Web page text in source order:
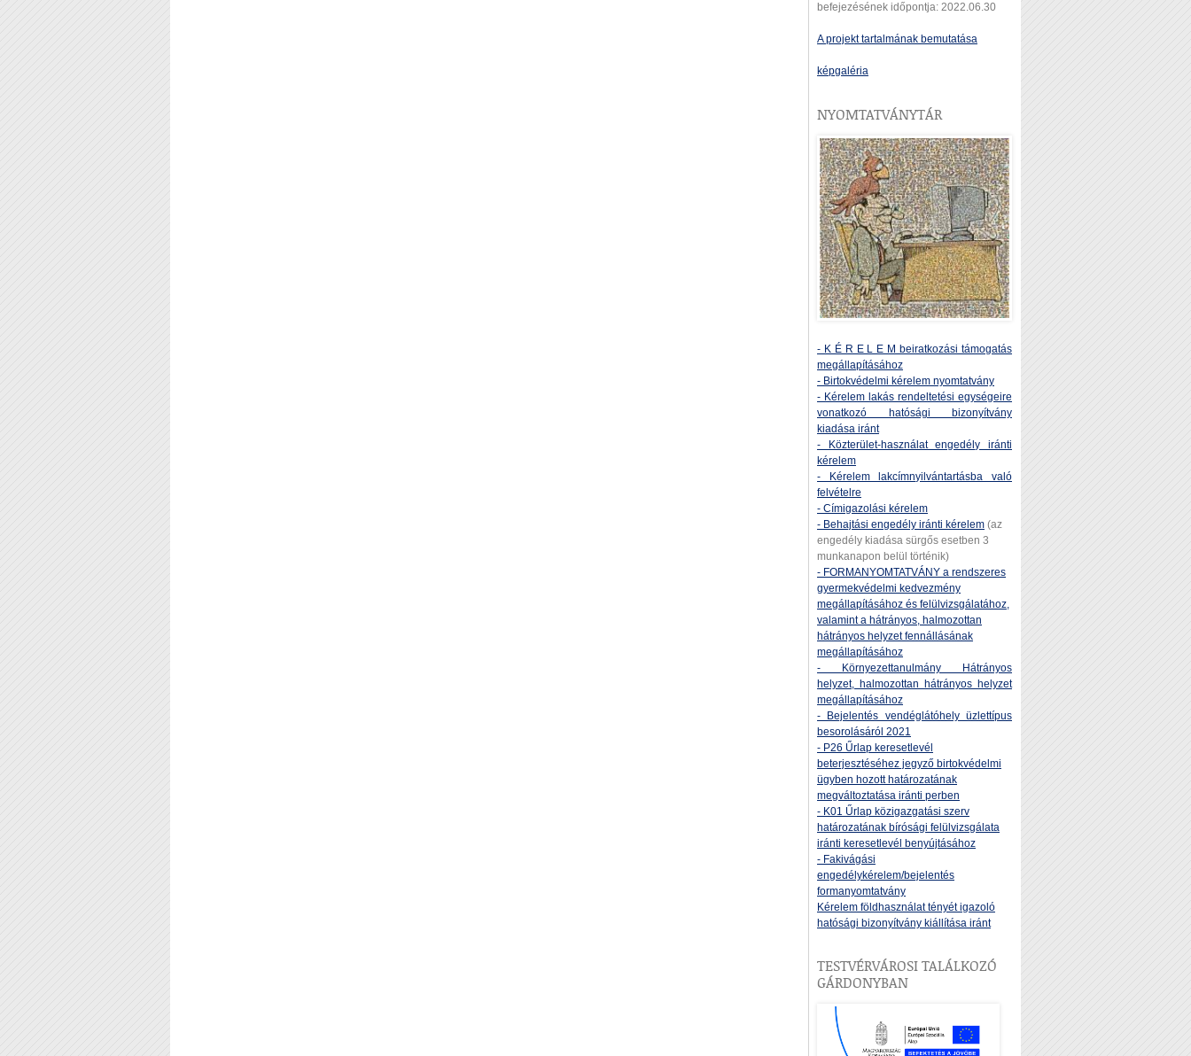
befejezésének időpontja: 2022.06.30
A projekt tartalmának bemutatása
képgaléria
NYOMTATVÁNYTÁR
- K É R E L E M beiratkozási támogatás
megállapításához
- Birtokvédelmi kérelem nyomtatvány
- Kérelem lakás rendeltetési egységeire
vonatkozó hatósági bizonyítvány
kiadása iránt
- Közterület-használat engedély iránti
kérelem
- Kérelem lakcímnyilvántartásba való
felvételre
- Címigazolási kérelem
- Behajtási engedély iránti kérelem (az
engedély kiadása sürgős esetben 3
munkanapon belül történik)
- FORMANYOMTATVÁNY a rendszeres
gyermekvédelmi kedvezmény
megállapításához és felülvizsgálatához,
valamint a hátrányos, halmozottan
hátrányos helyzet fennállásának
megállapításához
- Környezettanulmány Hátrányos
helyzet, halmozottan hátrányos helyzet
megállapításához
- Bejelentés vendéglátóhely üzlettípus
besorolásáról 2021
- P26 Űrlap keresetlevél
beterjesztéséhez jegyző birtokvédelmi
ügyben hozott határozatának
megváltoztatása iránti perben
- K01 Űrlap közigazgatási szerv
határozatának bírósági felülvizsgálata
iránti keresetlevél benyújtásához
- Fakivágási
engedélykérelem/bejelentés
formanyomtatvány
Kérelem földhasználat tényét igazoló
hatósági bizonyítvány kiállítása iránt
TESTVÉRVÁROSI TALÁLKOZÓ
GÁRDONYBAN